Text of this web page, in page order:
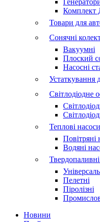
Комплект
Товари для
Сонячні
Вакуумні
Плоский
Насосні
Устаткування
Світлодіодне
Теплові насоси
Повітряні
Водяні
Пелетні
Піролізні
Новини